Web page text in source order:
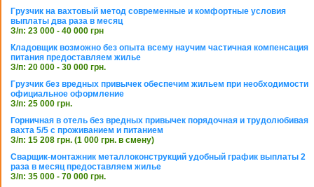
Грузчик на вахтовый метод современные и комфортные условия
выплаты два раза в месяц
З/п: 23 000 - 40 000 грн
Кладовщик возможно без опыта всему научим частичная компенсация
питания предоставляем жилье
З/п: 20 000 - 30 000 грн.
Грузчик без вредных привычек обеспечим жильем при необходимости
официальное оформление
З/п: 25 000 грн.
Горничная в отель без вредных привычек порядочная и трудолюбивая
вахта 5/5 с проживанием и питанием
З/п: 15 208 грн. (1 000 грн. в смену)
Сварщик-монтажник металлоконструкций удобный график выплаты 2
раза в месяц предоставляем жилье
З/п: 35 000 - 70 000 грн.